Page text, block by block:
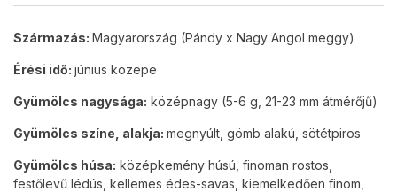
Származás: Magyarország (Pándy x Nagy Angol meggy)
Érési idő: június közepe
Gyümölcs nagysága: középnagy (5-6 g, 21-23 mm átmérőjű)
Gyümölcs színe, alakja: megnyúlt, gömb alakú, sötétpiros
Gyümölcs húsa: középkemény húsú, finoman rostos,
festőlevű lédús, kellemes édes-savas, kiemelkedően finom,